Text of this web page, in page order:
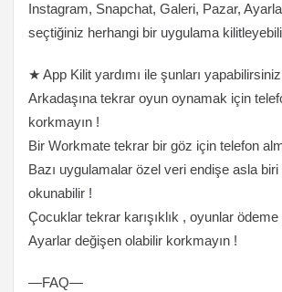
Instagram, Snapchat, Galeri, Pazar,
seçtiğiniz herhangi bir uygulama
★ App Kilit yardımı ile şunları
Arkadaşına tekrar oyun oynamak için
korkmayın !
Bir Workmate tekrar bir göz için telefon
Bazı uygulamalar özel veri endişe asla biri
okunabilir !
Çocuklar tekrar karışıklık , oyunlar
Ayarlar değişen olabilir korkmayın !
—FAQ—